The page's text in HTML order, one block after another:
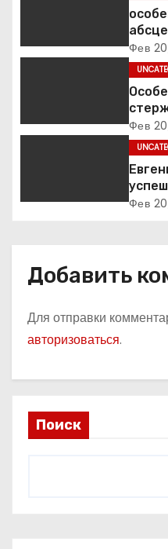
п
с
код
Фев
Фев
к
Фев
Добавить
Для отправки
авторизоваться.
Поиск